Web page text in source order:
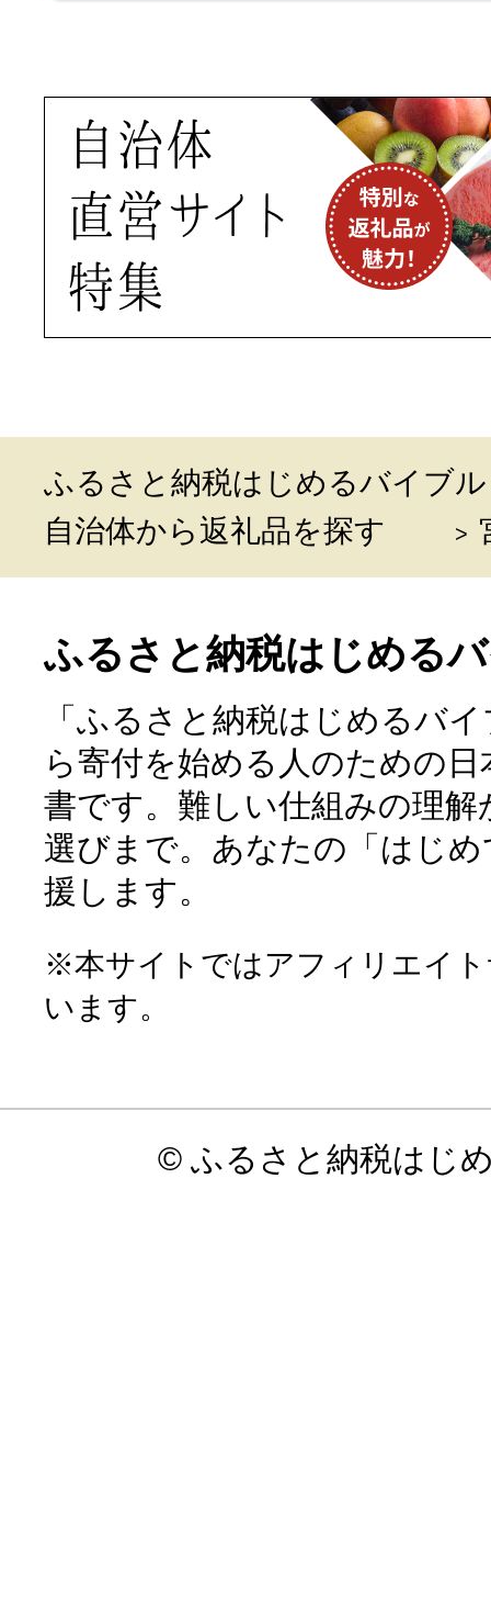
ふるさと納税はじめるバイブル
自治体から返礼品を探す
ふるさと納税はじめる
「ふるさと納税はじめるバ
ら寄付を始める人のための
書です。難しい仕組みの理
選びまで。あなたの「はじ
援します。
※本サイトではアフィリエイ
います。
© ふるさと納税はじ